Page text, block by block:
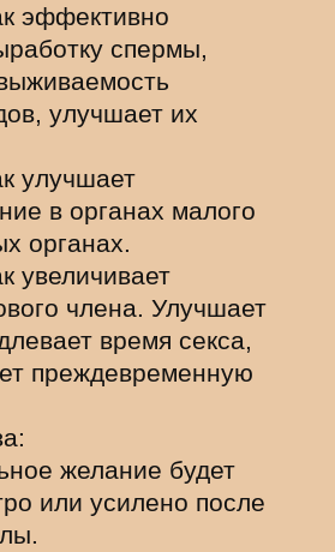
эффективно
спермы,
улучшает их
улучшает
в органах малого
органах.
увеличивает
члена. Улучшает
время секса,
преждевременную
желание будет
или усилено после